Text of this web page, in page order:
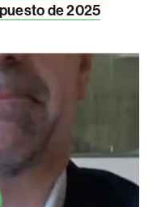
de 2025